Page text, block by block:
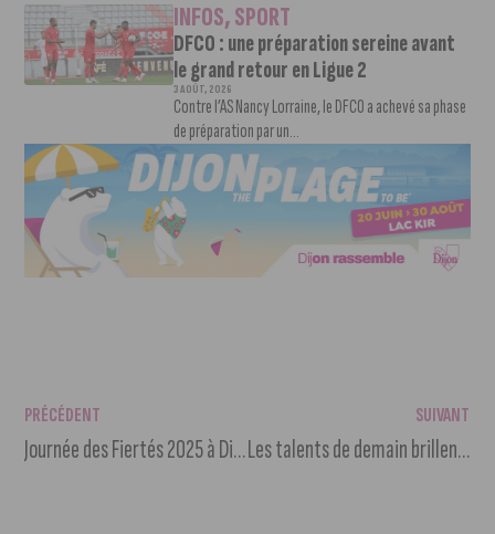
INFOS,SPORT
DFCO : une préparation sereine avant
le grand retour en Ligue 2
3 AOÛT, 2026
Contre l’AS Nancy Lorraine, le DFCO a achevé sa phase
de préparation par un...
PRÉCÉDENT
Journée des Fiertés 2025 à Dijon !
SUIVANT
Les talents de demain brillent aux Olympiades des Sciences de l’Ingénieur à Dijon